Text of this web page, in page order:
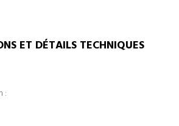
ET DÉTAILS TECHNIQUES
: